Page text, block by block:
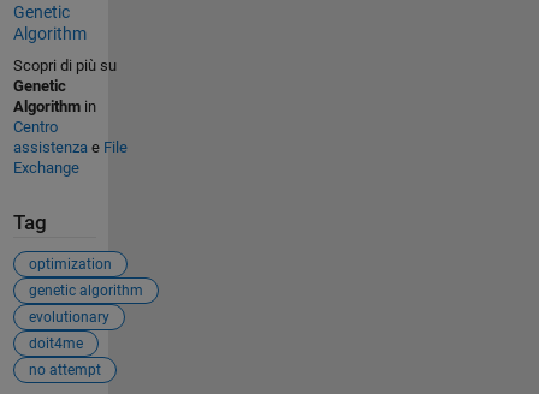
Genetic
Algorithm
Scopri di più su
Genetic
Algorithmin
Centro
assistenzae File
Exchange
Tag
optimization
genetic algorithm
evolutionary
doit4me
no attempt